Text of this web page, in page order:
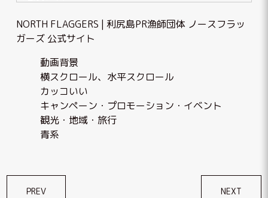
NORTH FLAGGERS | 利尻島PR漁師団体 ノースフラッ
ガーズ 公式サイト
動画背景
横スクロール、水平スクロール
カッコいい
キャンペーン・プロモーション・イベント
観光・地域・旅行
青系
PREV NEXT